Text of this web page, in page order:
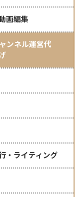
画編集
ンネル運営代
・ライティング